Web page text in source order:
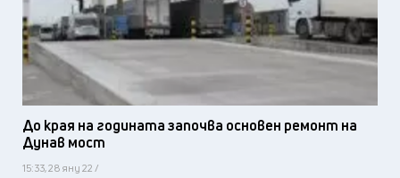
До края на годината започва основен ремонт на
Дунав мост
15:33, 28 яну 22 /